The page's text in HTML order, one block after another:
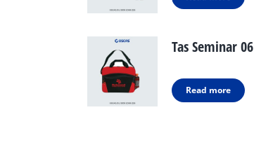
Tas Seminar 06
Read more